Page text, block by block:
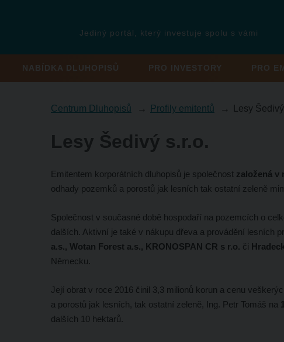
Jediný portál, který investuje spolu s vámi
NABÍDKA DLUHOPISŮ PRO INVESTORY PRO
Centrum Dluhopisů Profily emitentů Lesy Šedivý
Lesy Šedivý s.r.o.
Emitentem korporátních dluhopisů je společnost založená v
odhady pozemků a porostů jak lesních tak ostatní zeleně
Společnost v současné době hospodaří na pozemcích o
dalších. Aktivní je také v nákupu dřeva a provádění lesních
a.s., Wotan Forest a.s., KRONOSPAN CR s r.o. či
Německu.
Její obrat v roce 2016 činil 3,3 milionů korun a cenu
a porostů jak lesních, tak ostatní zeleně, Ing. Petr Tomáš na
dalších 10 hektarů.